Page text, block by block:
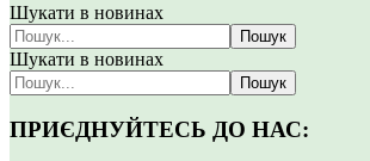
Шукати в новинах
Пошук
Шукати в новинах
Пошук
ПРИЄДНУЙТЕСЬ ДО НАС: